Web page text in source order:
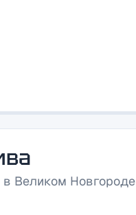
Великом Новгороде